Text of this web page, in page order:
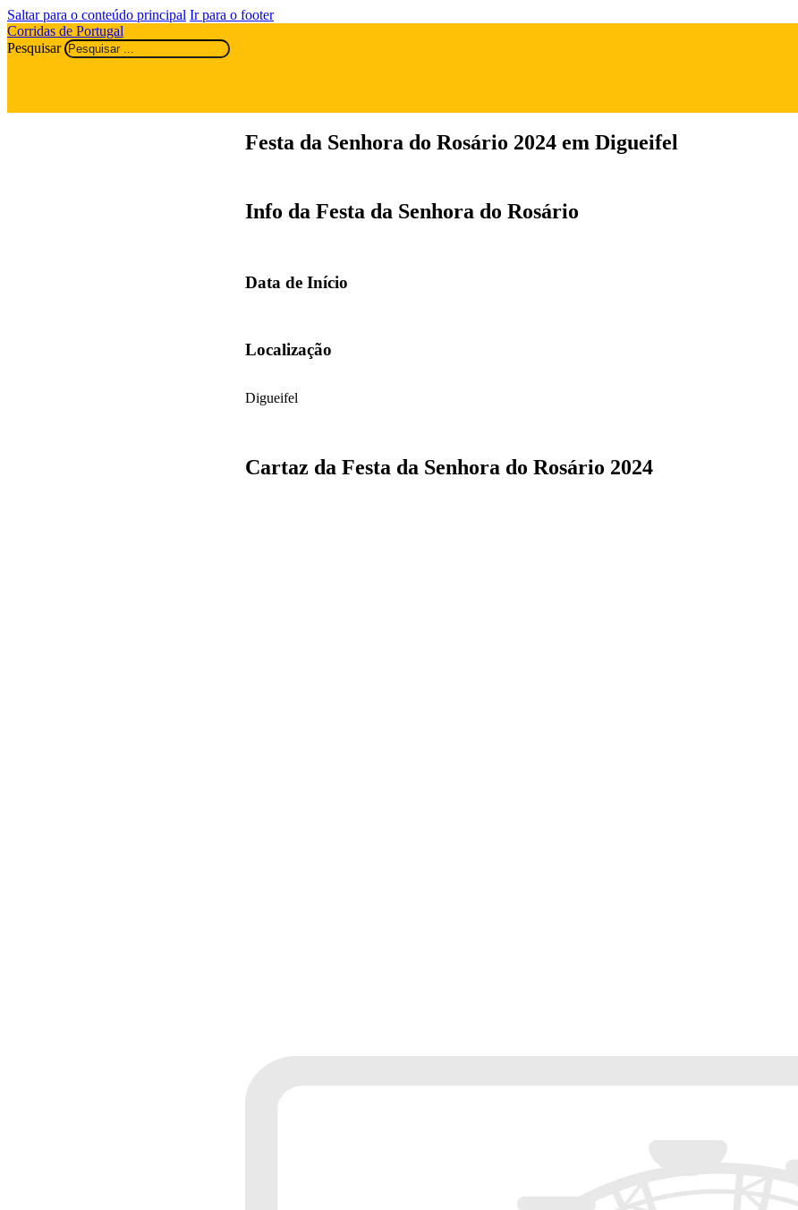
Saltar para o conteúdo principal Ir para o footer
Corridas de Portugal
Pesquisar
Festa da Senhora do Rosário 2024 em Digueifel
Info da Festa da Senhora do Rosário
Data de Início
Localização
Digueifel
Cartaz da Festa da Senhora do Rosário 2024